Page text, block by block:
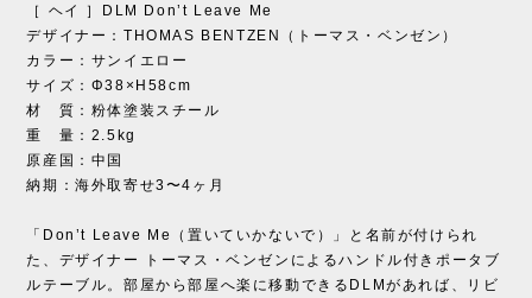
［ ヘイ ］DLM Don’t Leave Me
デザイナー：THOMAS BENTZEN（トーマス・ベンゼン）
カラー：サンイエロー
サイズ：Φ38×H58cm
材 質：粉体塗装スチール
重 量：2.5kg
原産国：中国
納期：海外取寄せ3〜4ヶ月
「Don’t Leave Me（置いていかないで）」と名前が付けられ
た、デザイナー トーマス・ベンゼンによるハンドル付きポータブ
ルテーブル。部屋から部屋へ楽に移動できるDLMがあれば、リビ